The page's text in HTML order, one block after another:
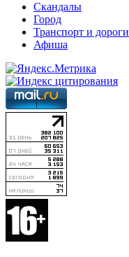
Скандалы
Город
Транспорт и дороги
Афиша